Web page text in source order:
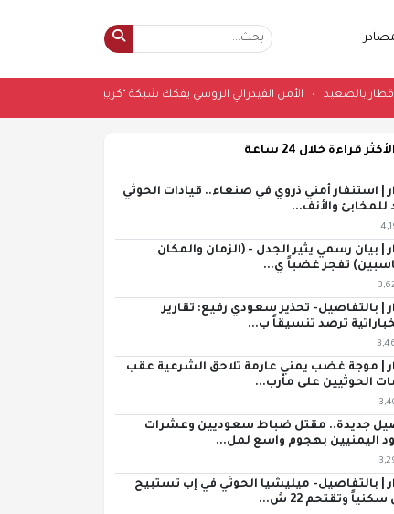
في قطار بالصعيد•الأمن الفيدرالي الروسي يفكك شبكة "كريبتو" في
الأكثر قراءة خلال 24 ساعة
| استنفار أمني ذروي في صنعاء.. قيادات الحوثي
للمخابئ والأنف...
| بيان رسمي يثير الجدل - (الزمان والمكان
تفجر غضباً ي...
| بالتفاصيل- تحذير سعودي رفيع: تقارير
ترصد تنسيقاً ب...
| موجة غضب يمني عارمة تلاحق الشرعية عقب
الحوثيين على مأرب...
جديدة.. مقتل ضباط سعوديين وعشرات
اليمنيين بهجوم واسع لمل...
| بالتفاصيل- ميليشيا الحوثي في إب تستبيح
وتقتحم 22 ش...